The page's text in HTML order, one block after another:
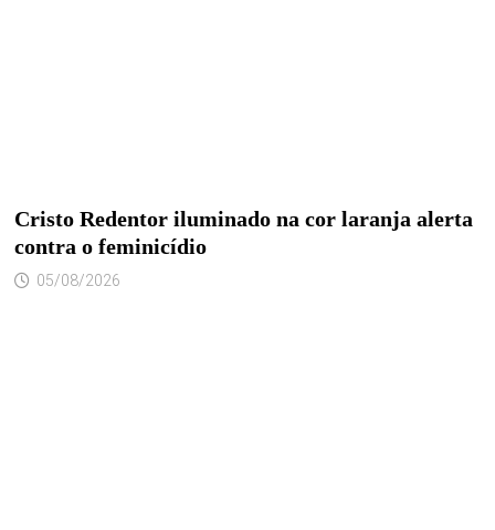
Cristo Redentor iluminado na cor laranja alerta
contra o feminicídio
05/08/2026